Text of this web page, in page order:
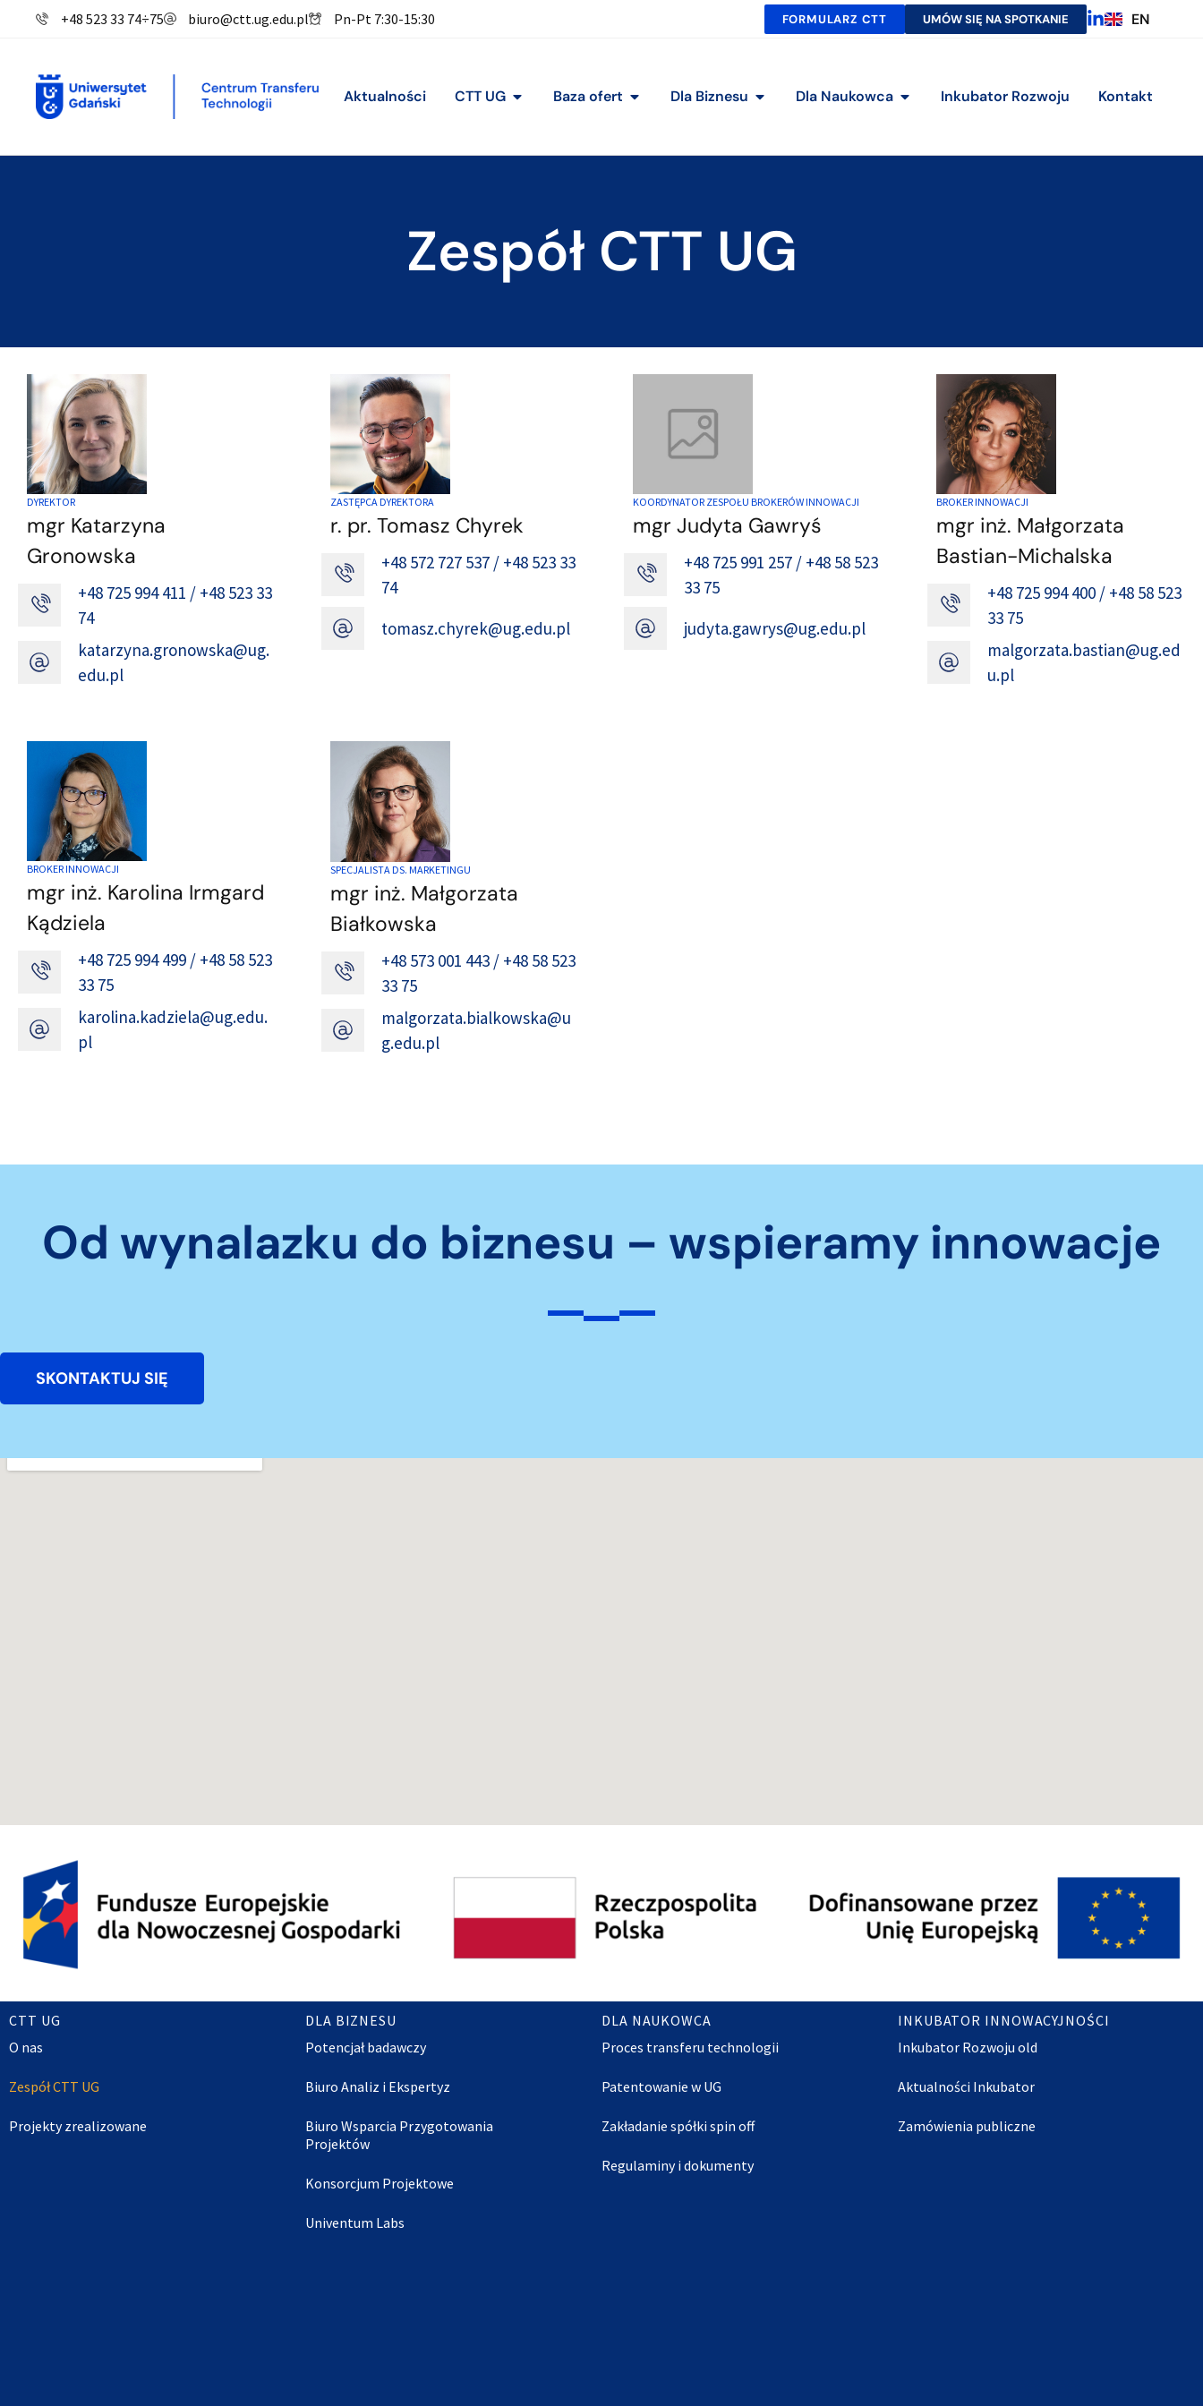
+48 523 33 74÷75 biuro@ctt.ug.edu.pl Pn-Pt 7:30-15:30 FORMULARZ CTT UMÓW SIĘ NA SPOTKANIE EN
Aktualności CTT UG Baza ofert Dla Biznesu Dla Naukowca Inkubator Rozwoju Kontakt
Zespół CTT UG
DYREKTOR
mgr Katarzyna
Gronowska
+48 725 994 411 / +48 523 33
74
katarzyna.gronowska@ug.
edu.pl
ZASTĘPCA DYREKTORA
r. pr. Tomasz Chyrek
+48 572 727 537 / +48 523 33
74
tomasz.chyrek@ug.edu.pl
KOORDYNATOR ZESPOŁU BROKERÓW INNOWACJI
mgr Judyta Gawryś
+48 725 991 257 / +48 58 523
33 75
judyta.gawrys@ug.edu.pl
BROKER INNOWACJI
mgr inż. Małgorzata
Bastian-Michalska
+48 725 994 400 / +48 58 523
33 75
malgorzata.bastian@ug.ed
u.pl
BROKER INNOWACJI
mgr inż. Karolina Irmgard
Kądziela
+48 725 994 499 / +48 58 523
33 75
karolina.kadziela@ug.edu.
pl
SPECJALISTA DS. MARKETINGU
mgr inż. Małgorzata
Białkowska
+48 573 001 443 / +48 58 523
33 75
malgorzata.bialkowska@u
g.edu.pl
Od wynalazku do biznesu – wspieramy innowacje
SKONTAKTUJ SIĘ
CTT UG
O nas
Zespół CTT UG
Projekty zrealizowane
DLA BIZNESU
Potencjał badawczy
Biuro Analiz i Ekspertyz
Biuro Wsparcia Przygotowania
Projektów
Konsorcjum Projektowe
Univentum Labs
DLA NAUKOWCA
Proces transferu technologii
Patentowanie w UG
Zakładanie spółki spin off
Regulaminy i dokumenty
INKUBATOR INNOWACYJNOŚCI
Inkubator Rozwoju old
Aktualności Inkubator
Zamówienia publiczne